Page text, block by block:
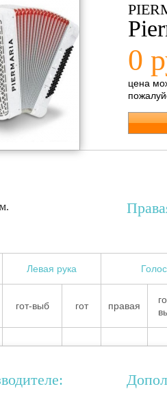
0
цена
Левая рука
гот-выб гот правая